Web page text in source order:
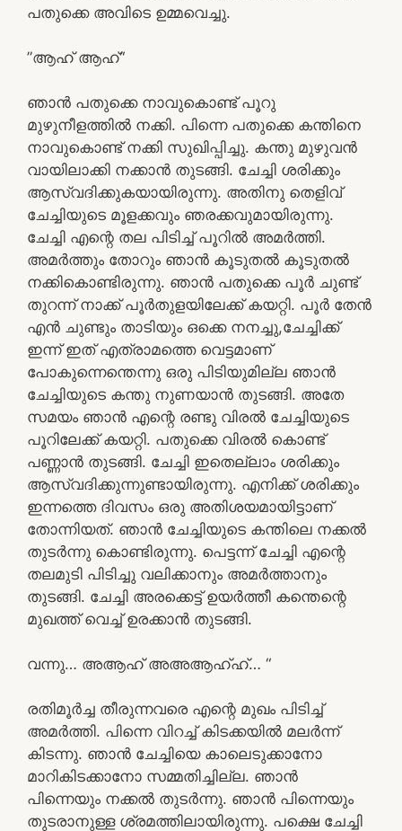
പതുക്കെ അവിടെ ഉമ്മവെച്ചു.
”ആഹ് ആഹ്“
ഞാൻ പതുക്കെ നാവുകൊണ്ട് പൂറു
മുഴുനീളത്തിൽ നക്കി. പിന്നെ പതുക്കെ കന്തിനെ
നാവുകൊണ്ട് നക്കി സുഖിപ്പിച്ചു. കന്തു മുഴുവൻ
വായിലാക്കി നക്കാൻ തുടങ്ങി. ചേച്ചി ശരിക്കും
ആസ്വദിക്കുകയായിരുന്നു. അതിനു തെളിവ്
ചേച്ചിയുടെ മൂളക്കവും ഞരക്കവുമായിരുന്നു.
ചേച്ചി എന്റെ തല പിടിച്ച് പൂറിൽ അമർത്തി.
അമർത്തും തോറും ഞാൻ കൂടുതൽ കൂടുതൽ
നക്കികൊണ്ടിരുന്നു. ഞാൻ പതുക്കെ പൂർ ചുണ്ട്
തുറന്ന് നാക്ക് പൂർതുളയിലേക്ക് കയറ്റി. പൂർ തേൻ
എൻ ചുണ്ടും താടിയും ഒക്കെ നനച്ചു,ചേച്ചിക്ക്
ഇന്ന് ഇത് എത്രാമത്തെ വെട്ടമാണ്
പോകുന്നെന്തെന്നു ഒരു പിടിയുമില്ല ഞാൻ
ചേച്ചിയുടെ കന്തു നുണയാൻ തുടങ്ങി. അതേ
സമയം ഞാൻ എന്റെ രണ്ടു വിരൽ ചേച്ചിയുടെ
പൂറിലേക്ക് കയറ്റി. പതുക്കെ വിരൽ കൊണ്ട്
പണ്ണാൻ തുടങ്ങി. ചേച്ചി ഇതെല്ലാം ശരിക്കും
ആസ്വദിക്കുന്നുണ്ടായിരുന്നു. എനിക്ക് ശരിക്കും
ഇന്നത്തെ ദിവസം ഒരു അതിശയമായിട്ടാണ്
തോന്നിയത്. ഞാൻ ചേച്ചിയുടെ കന്തിലെ നക്കൽ
തുടർന്നു കൊണ്ടിരുന്നു. പെട്ടന്ന് ചേച്ചി എന്റെ
തലമുടി പിടിച്ചു വലിക്കാനും അമർത്താനും
തുടങ്ങി. ചേച്ചി അരക്കെട്ട് ഉയർത്തീ കന്തെന്റെ
മുഖത്ത് വെച്ച് ഉരക്കാൻ തുടങ്ങി.
വന്നു… അആഹ് അഅആഹ്ഹ്… “
രതിമൂർച്ച തീരുന്നവരെ എന്റെ മുഖം പിടിച്ച്
അമർത്തി. പിന്നെ വിറച്ച് കിടക്കയിൽ മലർന്ന്
കിടന്നു. ഞാൻ ചേച്ചിയെ കാലെടുക്കാനോ
മാറികിടക്കാനോ സമ്മതിച്ചില്ല. ഞാൻ
പിന്നെയും നക്കൽ തുടർന്നു. ഞാൻ പിന്നെയും
തുടരാനുള്ള ശ്രമത്തിലായിരുന്നു. പക്ഷെ ചേച്ചി